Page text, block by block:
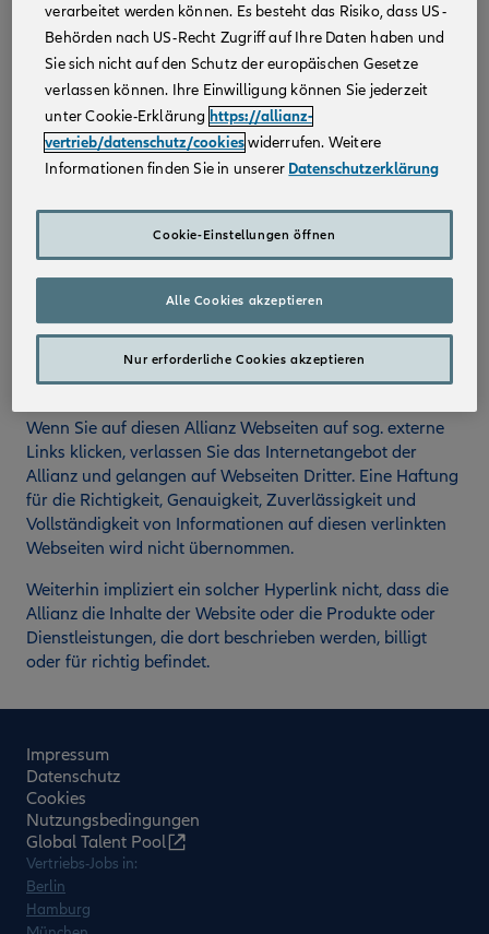
geschützt. Alle Rechte sind vorbehalten. Informationen
oder Daten (Text, Bild, Grafik, Ton, Video- oder
Animationsdateien) dürfen insbesondere nicht ohne
vorherige schriftliche Zustimmung der Allianz
Deutschland AG in irgendeiner Form genutzt oder
verwendet werden, auch nicht auszugsweise.
Die auf diesen Allianz Webseiten verwendeten Marken
und Logos sind geschützt. Es ist nicht gestattet, diese
Marken ohne vorherige schriftliche Zustimmung der
Hyperlinks bzw. Verweise auf Webseiten
Dritter
Wenn Sie auf diesen Allianz Webseiten auf sog. externe
Links klicken, verlassen Sie das Internetangebot der
Allianz und gelangen auf Webseiten Dritter. Eine Haftung
für die Richtigkeit, Genauigkeit, Zuverlässigkeit und
Vollständigkeit von Informationen auf diesen verlinkten
Webseiten wird nicht übernommen.
Weiterhin impliziert ein solcher Hyperlink nicht, dass die
Allianz die Inhalte der Website oder die Produkte oder
Dienstleistungen, die dort beschrieben werden, billigt
oder für richtig befindet.
Impressum
Datenschutz
Cookies
Nutzungsbedingungen
Global Talent Pool
Vertriebs-Jobs in:
Berlin
Hamburg
verarbeitet werden können. Es besteht das Risiko, dass US-
Behörden nach US-Recht Zugriff auf Ihre Daten haben und
Sie sich nicht auf den Schutz der europäischen Gesetze
verlassen können. Ihre Einwilligung können Sie jederzeit
unter Cookie-Erklärung https://allianz-
vertrieb/datenschutz/cookieswiderrufen. Weitere
Informationen finden Sie in unserer Datenschutzerklärung
Cookie-Einstellungen öffnen
Nur erforderliche Cookies akzeptieren
Alle Cookies akzeptieren